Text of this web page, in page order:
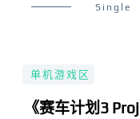
Single
单机游戏区
《赛车计划3